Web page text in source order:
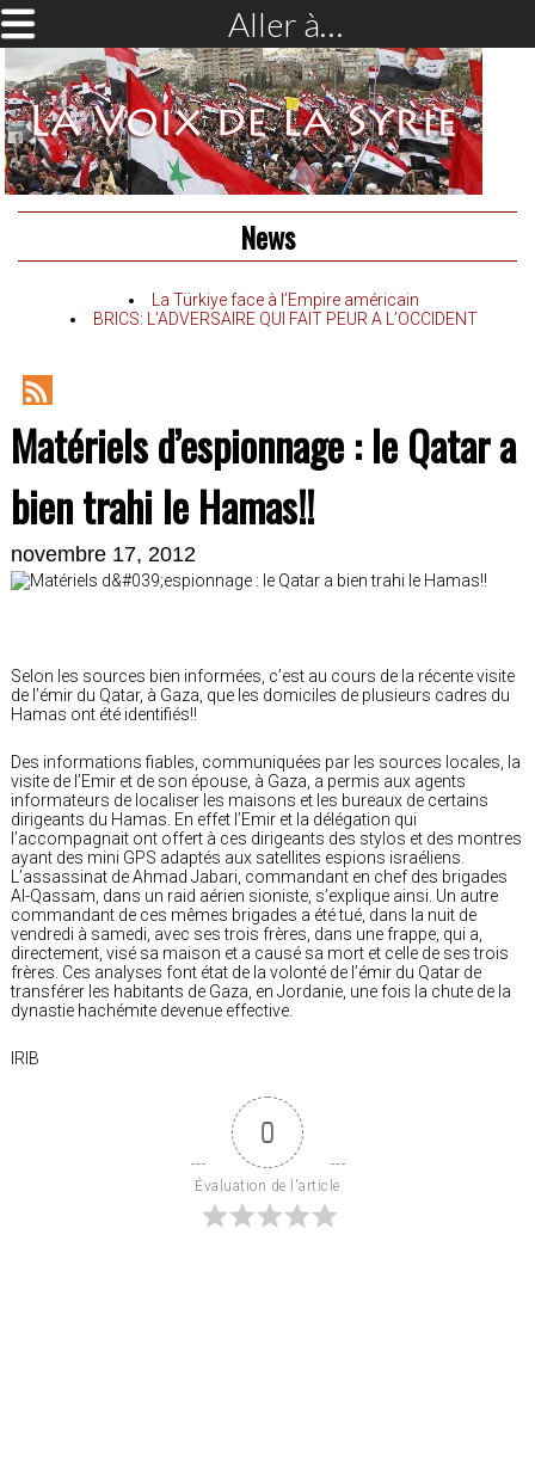
Aller à…
News
La Türkiye face à l’Empire américain
BRICS: L’ADVERSAIRE QUI FAIT PEUR A L’OCCIDENT
RSS
Feed
Matériels d’espionnage : le Qatar a
bien trahi le Hamas!!
novembre 17, 2012
Selon les sources bien informées, c’est au cours de la récente visite
de l’émir du Qatar, à Gaza, que les domiciles de plusieurs cadres du
Hamas ont été identifiés!!
Des informations fiables, communiquées par les sources locales, la
visite de l’Emir et de son épouse, à Gaza, a permis aux agents
informateurs de localiser les maisons et les bureaux de certains
dirigeants du Hamas. En effet l’Emir et la délégation qui
l’accompagnait ont offert à ces dirigeants des stylos et des montres
ayant des mini GPS adaptés aux satellites espions israéliens.
L’assassinat de Ahmad Jabari, commandant en chef des brigades
Al-Qassam, dans un raid aérien sioniste, s’explique ainsi. Un autre
commandant de ces mêmes brigades a été tué, dans la nuit de
vendredi à samedi, avec ses trois frères, dans une frappe, qui a,
directement, visé sa maison et a causé sa mort et celle de ses trois
frères. Ces analyses font état de la volonté de l’émir du Qatar de
transférer les habitants de Gaza, en Jordanie, une fois la chute de la
dynastie hachémite devenue effective.
IRIB
0
Évaluation de l'article